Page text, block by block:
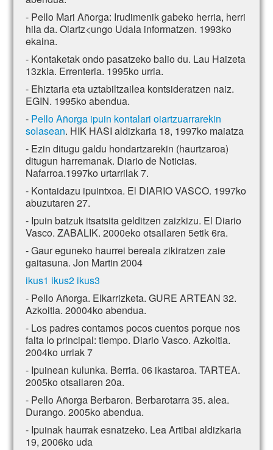
- Pello Mari Añorga: Irudimenik gabeko herria, herri
hila da. Oiartz<ungo Udala informatzen. 1993ko
ekaina.
- Kontaketak ondo pasatzeko balio du. Lau Haizeta
13zkia. Errenteria. 1995ko urria.
- Ehiztaria eta uztabiltzailea kontsideratzen naiz.
EGIN. 1995ko abendua.
- Pello Añorga ipuin kontalari oiartzuarrarekin
solasean. HIK HASI aldizkaria 18, 1997ko maiatza
- Ezin ditugu galdu hondartzarekin (haurtzaroa)
ditugun harremanak. Diario de Noticias.
Nafarroa.1997ko urtarrilak 7.
- Kontaidazu ipuintxoa. El DIARIO VASCO. 1997ko
abuzutaren 27.
- Ipuin batzuk itsatsita gelditzen zaizkizu. El Diario
Vasco. ZABALIK. 2000eko otsailaren 5etik 6ra.
- Gaur eguneko haurrei bereala zikiratzen zaie
gaitasuna. Jon Martin 2004
ikus1 ikus2 ikus3
- Pello Añorga. Elkarrizketa. GURE ARTEAN 32.
Azkoitia. 20004ko abendua.
- Los padres contamos pocos cuentos porque nos
falta lo principal: tiempo. Diario Vasco. Azkoitia.
2004ko urriak 7
- Ipuinean kulunka. Berria. 06 ikastaroa. TARTEA.
2005ko otsailaren 20a.
- Pello Añorga Berbaron. Berbarotarra 35. alea.
Durango. 2005ko abendua.
- Ipuinak haurrak esnatzeko. Lea Artibai aldizkaria
19, 2006ko uda